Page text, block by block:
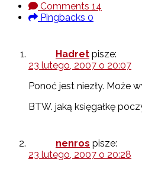
Comments 14
Pingbacks 0
Hadret pisze:
23 lutego, 2007 o 20:07
Ponoć jest niezły. Może
BTW. jaką księgałkę
nenros pisze:
23 lutego, 2007 o 20:28